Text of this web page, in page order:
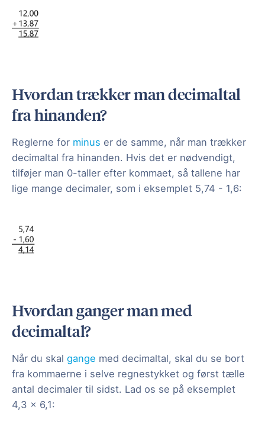
Hvordan trækker man decimaltal
fra hinanden?
Reglerne for minus er de samme, når man trækker
decimaltal fra hinanden. Hvis det er nødvendigt,
tilføjer man 0-taller efter kommaet, så tallene har
lige mange decimaler, som i eksemplet 5,74 - 1,6:
Hvordan ganger man med
decimaltal?
Når du skal gange med decimaltal, skal du se bort
fra kommaerne i selve regnestykket og først tælle
antal decimaler til sidst. Lad os se på eksemplet
4,3 x 6,1: